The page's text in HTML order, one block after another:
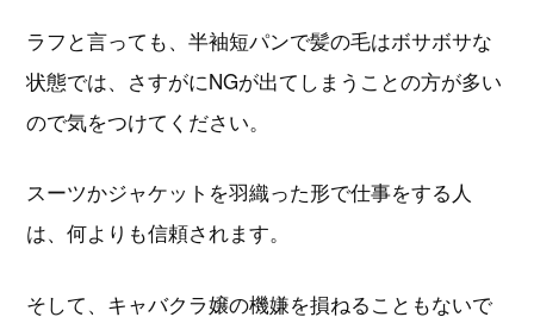
ラフと言っても、半袖短パンで髪の毛はボサボサな
状態では、さすがにNGが出てしまうことの方が多い
ので気をつけてください。
スーツかジャケットを羽織った形で仕事をする人
は、何よりも信頼されます。
そして、キャバクラ嬢の機嫌を損ねることもないで